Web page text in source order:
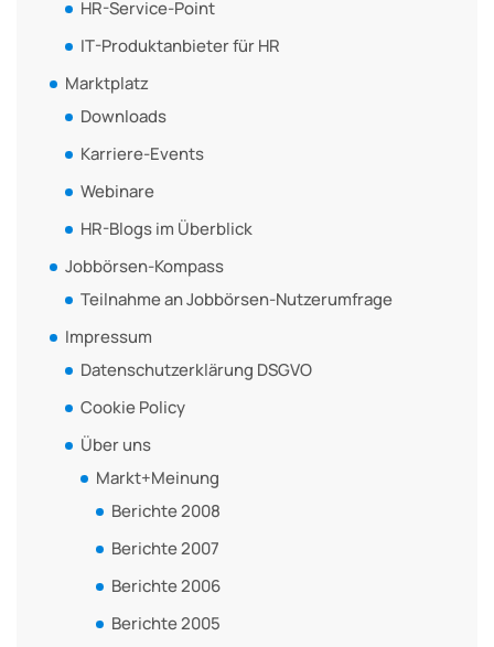
HR-Service-Point
IT-Produktanbieter für HR
Marktplatz
Downloads
Karriere-Events
Webinare
HR-Blogs im Überblick
Jobbörsen-Kompass
Teilnahme an Jobbörsen-Nutzerumfrage
Impressum
Datenschutzerklärung DSGVO
Cookie Policy
Über uns
Markt+Meinung
Berichte 2008
Berichte 2007
Berichte 2006
Berichte 2005